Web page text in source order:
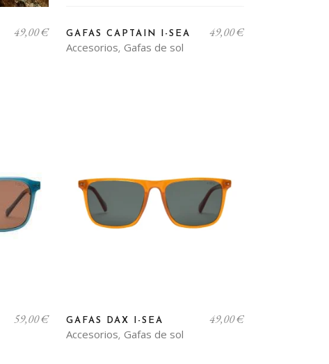
49,00€
producto
tiene
elegir
Accesorios, Gafas de sol
GAFAS CAPTAIN I-SEA 49,00€
59,00€
Accesorios, Gafas de sol
GAFAS DAX I-SEA 49,00€